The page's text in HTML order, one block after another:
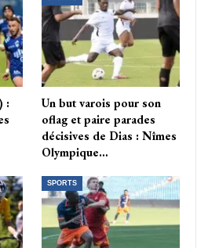
:
Un but varois pour son
oflag et paire parades
décisives de Dias : Nîmes
Olympique…
SPORTS